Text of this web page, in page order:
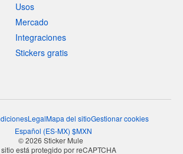
Usos
Mercado
Integraciones
Stickers gratis
LegalMapa del sitioGestionar cookies
Español (ES-MX) $MXN
© 2026 Sticker Mule
sitio está protegido por reCAPTCHA